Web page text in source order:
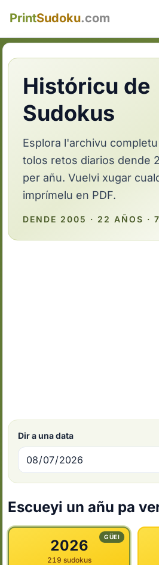
PrintSudoku.com
Históricu de
Sudokus
Esplora l'archivu
tolos retos diarios dende
per añu. Vuelvi xugar
imprímelu en PDF.
DENDE 2005 · 22 AÑOS ·
Dir a una data
Escueyi un añu pa
GÜEI
2026
219 sudokus